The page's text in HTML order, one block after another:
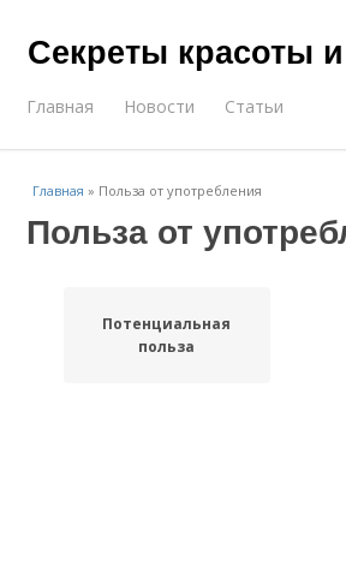
Секреты красоты
Главная Новости Статьи
Главная » Польза от употребления
Польза от
Потенциальная
польза